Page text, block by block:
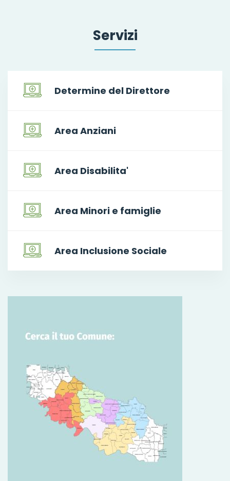
Servizi
Determine del Direttore
Area Anziani
Area Disabilita'
Area Minori e famiglie
Area Inclusione Sociale